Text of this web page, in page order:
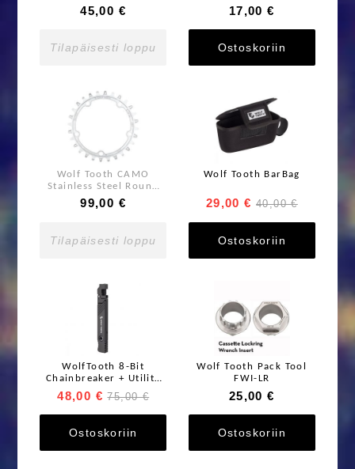
45,00 €
Tilapäisesti loppu
17,00 €
Ostoskoriin
Wolf Tooth CAMO
Stainless Steel Round
Chainring
99,00 €
Tilapäisesti loppu
Wolf Tooth BarBag
29,00 € 40,00 €
Ostoskoriin
WolfTooth 8-Bit
Chainbreaker + Utility
Knife Multi-Tool
48,00 € 75,00 €
Ostoskoriin
Wolf Tooth Pack Tool
FWI-LR
25,00 €
Ostoskoriin